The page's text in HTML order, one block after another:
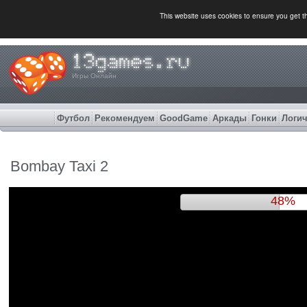
This website uses cookies to ensure you get
Игры Онлайн
Футбол Рекомендуем GoodGame Аркады Гонки
Bombay Taxi 2
52%